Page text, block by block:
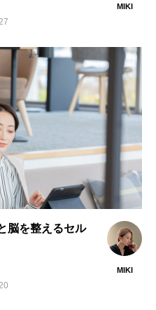
MIKI
脳を整えるセル
MIKI